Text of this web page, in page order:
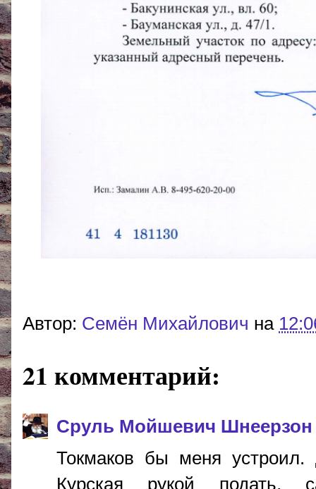
Автор: Cемён Михайлович на
21 комментарий:
Сруль Мойшевич Шнеерзон
Токмаков бы меня
Курская рукой подать,